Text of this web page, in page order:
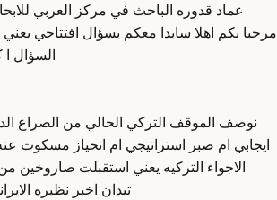
عماد قدوره الباحث في مركز العربي
مرحبا بكم اهلا سابدا معكم بسؤال افتتاحي
السؤال
نوصف الموقف التركي الحالي من الصراع
ايجابي ام صبر استراتيجي ام انحياز مسكوت
الاجواء التركيه يعني استقبلت صاروخين
تيدان اخبر نظيره